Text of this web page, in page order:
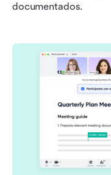
documentados.